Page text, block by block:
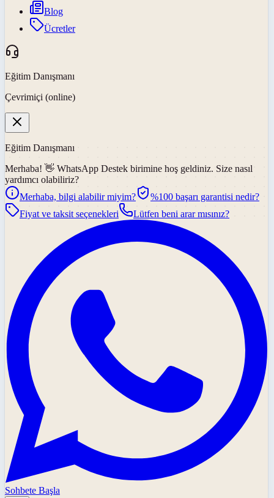
Blog
Ücretler
Eğitim Danışmanı
Çevrimiçi (online)
Eğitim Danışmanı
Merhaba! 👋 WhatsApp Destek birimine hoş geldiniz. Size nasıl
yardımcı olabiliriz?
Merhaba, bilgi alabilir miyim?
%100 başarı garantisi nedir?
Fiyat ve taksit seçenekleri
Lütfen beni arar mısınız?
Sohbete Başla